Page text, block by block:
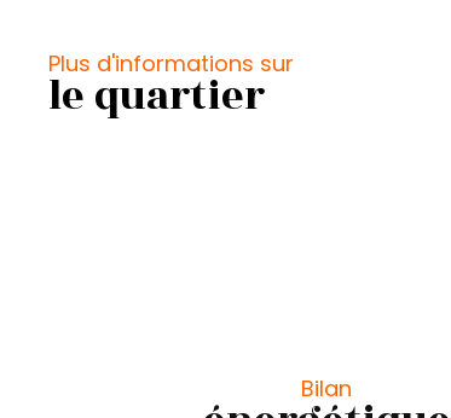
Plus d'informations sur
le quartier
Bilan